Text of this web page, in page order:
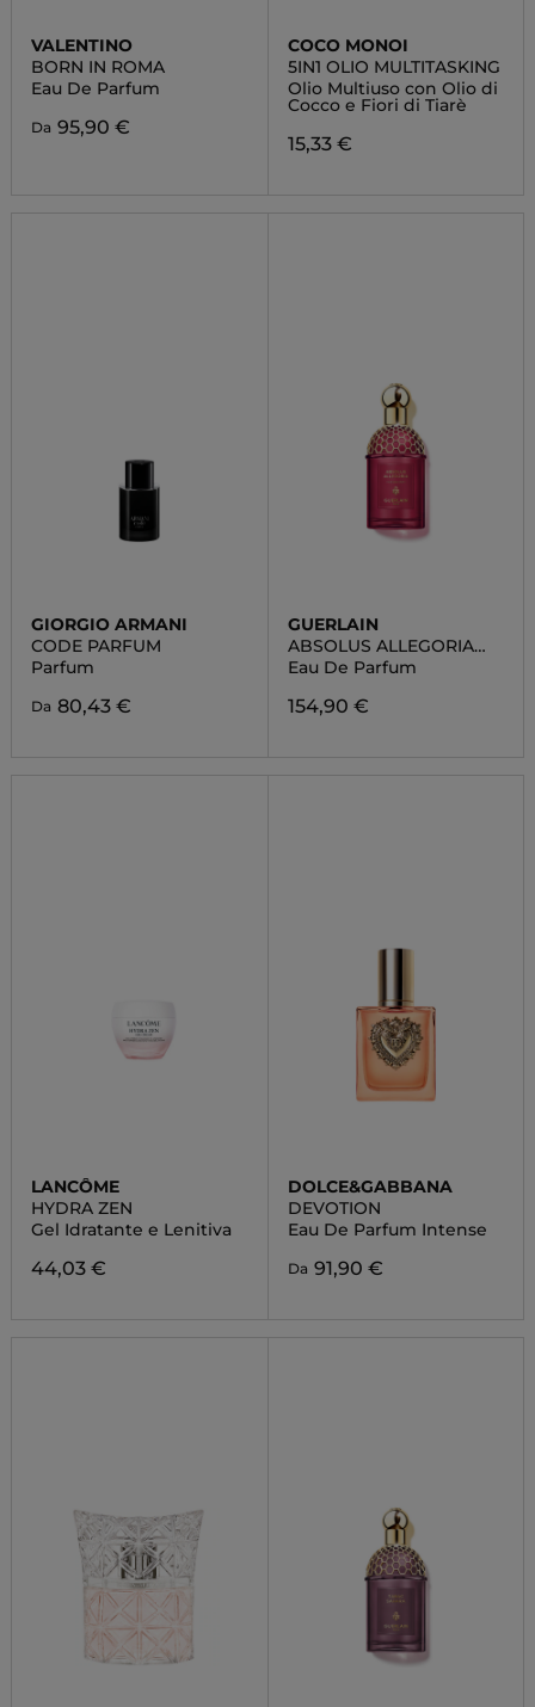
VALENTINO
BORN IN ROMA
Eau De Parfum
Da 95,90 €
COCO MONOI
5IN1 OLIO MULTITASKING
Olio Multiuso con Olio di
Cocco e Fiori di Tiarè
15,33 €
GIORGIO ARMANI
CODE PARFUM
Parfum
Da 80,43 €
GUERLAIN
ABSOLUS ALLEGORIA
FLORABLOOM
Eau De Parfum
154,90 €
LANCÔME
HYDRA ZEN
Gel Idratante e Lenitiva
44,03 €
DOLCE&GABBANA
DEVOTION
Eau De Parfum Intense
Da 91,90 €